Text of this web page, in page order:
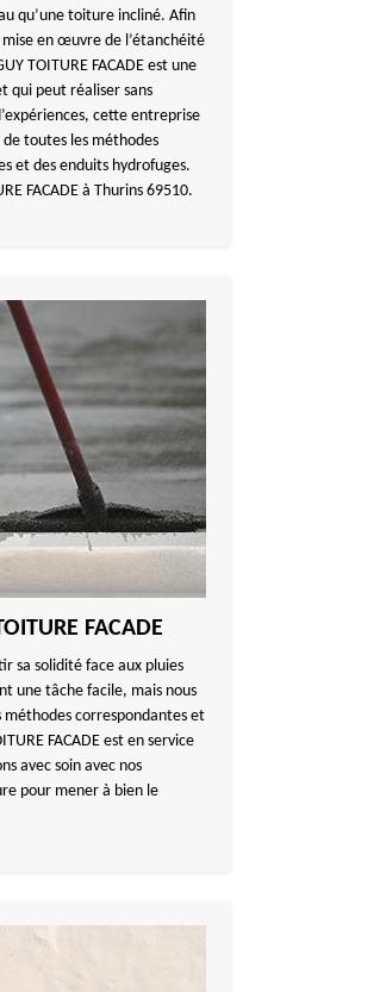
qu’une toiture incliné. Afin
en œuvre de l’étanchéité
TOITURE FACADE est une
qui peut réaliser sans
cette entreprise
toutes les méthodes
et des enduits hydrofuges.
FACADE à Thurins 69510.
FACADE
sa solidité face aux pluies
une tâche facile, mais nous
méthodes correspondantes et
FACADE est en service
avec soin avec nos
pour mener à bien le